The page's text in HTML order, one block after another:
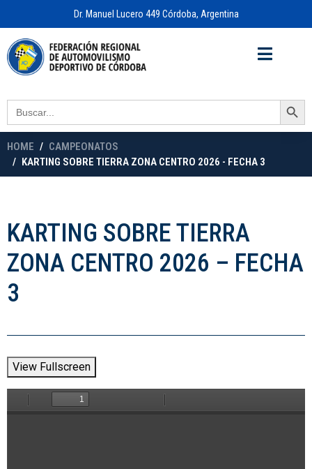
Dr. Manuel Lucero 449 Córdoba, Argentina
Search
for:
Search Button
HOME
CAMPEONATOS
KARTING SOBRE TIERRA ZONA CENTRO 2026 - FECHA 3
KARTING SOBRE TIERRA
ZONA CENTRO 2026 – FECHA
3
View Fullscreen